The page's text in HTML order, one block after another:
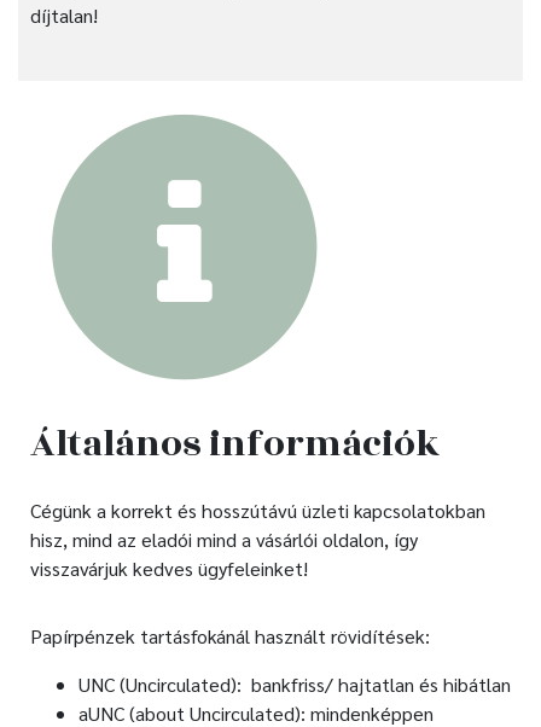
díjtalan!
Általános információk
Cégünk a korrekt és hosszútávú üzleti kapcsolatokban
hisz, mind az eladói mind a vásárlói oldalon, így
visszavárjuk kedves ügyfeleinket!
Papírpénzek tartásfokánál használt rövidítések:
UNC (Uncirculated): bankfriss/ hajtatlan és hibátlan
aUNC (about Uncirculated): mindenképpen